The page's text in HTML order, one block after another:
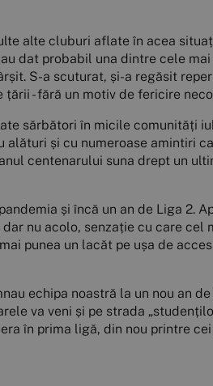
alte cluburi aflate în acea
dat probabil una dintre cele
S-a scuturat, și-a regăsit
- fără un motiv de fericire
sărbători în micile comunități
și cu numeroase amintiri
centenarului suna drept un
și încă un an de Liga 2.
nu acolo, senzație cu care cel
punea un lacăt pe ușa de
echipa noastră la un nou an
va veni și pe strada
în prima ligă, din nou printre